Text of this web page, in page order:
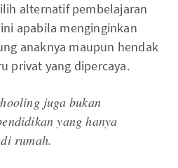
alternatif pembelajaran
ini apabila menginginkan
anaknya maupun hendak
privat yang dipercaya.
juga bukan
yang hanya
rumah.